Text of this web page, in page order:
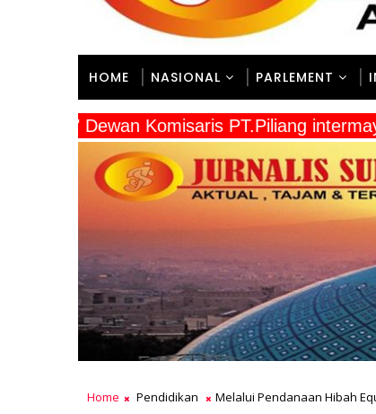
HOME NASIONAL PARLEMENT
" Dewan Komisaris PT.Piliang
Home Pendidikan Melalui Pendanaan Hibah